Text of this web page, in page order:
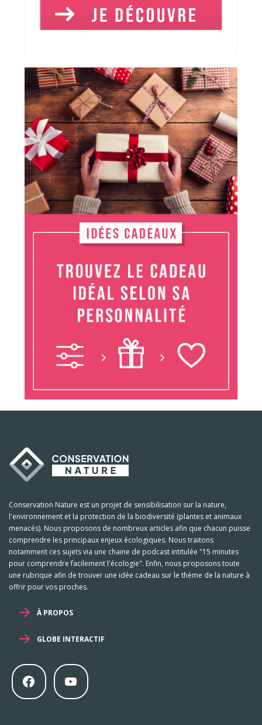
Conservation Nature est un projet de sensibilisation sur la nature,
l'environnement et la protection de la biodiversité (plantes et animaux
menacés). Nous proposons de nombreux articles afin que chacun puisse
comprendre les principaux enjeux écologiques. Nous traitons
notamment ces sujets via une chaine de podcast intitulée "15 minutes
pour comprendre facilement l'écologie". Enfin, nous proposons toute
une rubrique afin de trouver une idée cadeau sur le thème de la nature à
offrir pour vos proches.
À PROPOS
GLOBE INTERACTIF